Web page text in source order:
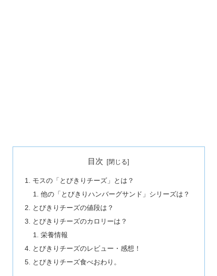
目次
モスの「とびきりチーズ」とは？
他の「とびきりハンバーグサンド」シリーズは？
とびきりチーズの値段は？
とびきりチーズのカロリーは？
栄養情報
とびきりチーズのレビュー・感想！
とびきりチーズ食べおわり。